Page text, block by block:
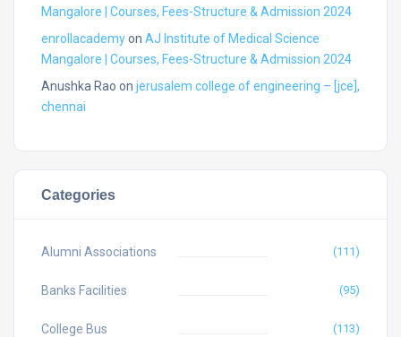
Mangalore | Courses, Fees-Structure & Admission 2024
enrollacademyon AJ Institute of Medical Science
Mangalore | Courses, Fees-Structure & Admission 2024
Anushka Rao on jerusalem college of engineering – [jce],
chennai
Categories
Alumni Associations (111)
Banks Facilities (95)
College Bus (113)